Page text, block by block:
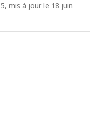
mis à jour le 18 juin